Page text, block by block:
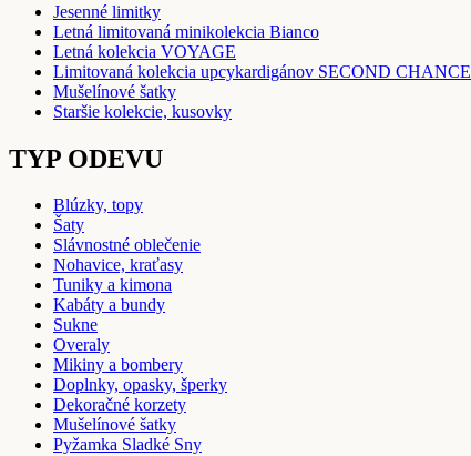
Jesenné limitky
Letná limitovaná minikolekcia Bianco
Letná kolekcia VOYAGE
Limitovaná kolekcia upcykardigánov SECOND CHANCE
Mušelínové šatky
Staršie kolekcie, kusovky
TYP ODEVU
Blúzky, topy
Šaty
Slávnostné oblečenie
Nohavice, kraťasy
Tuniky a kimona
Kabáty a bundy
Sukne
Overaly
Mikiny a bombery
Doplnky, opasky, šperky
Dekoračné korzety
Mušelínové šatky
Pyžamka Sladké Sny